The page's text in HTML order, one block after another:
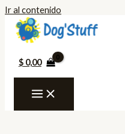
Ir al contenido
$0,00